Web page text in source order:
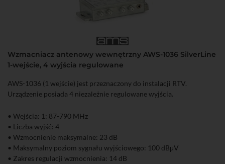
Wzmacniacz antenowy wewnętrzny AWS-1036 SilverLine
1-wejście, 4 wyjścia regulowane
AWS-1036 (1 wejście) jest przeznaczony do instalacji RTV.
Urządzenie posiada 4 niezależnie regulowane wyjścia.
• Wejścia: 1: 87-790 MHz
• Liczba wyjść: 4
• Wzmocnienie maksymalne: 23 dB
• Maksymalny poziom sygnału wyjściowego: 100 dBμV
• Zakres regulacji wzmocnienia: 14 dB